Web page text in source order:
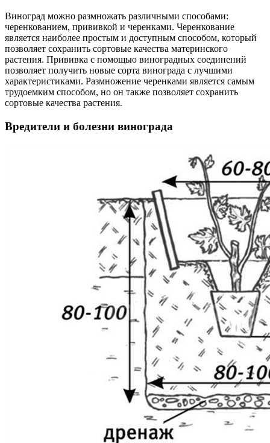
Виноград можно размножать различными способами:
черенкованием, прививкой и черенками. Черенкование
является наиболее простым и доступным способом, который
позволяет сохранить сортовые качества материнского
растения. Прививка с помощью виноградных соединений
позволяет получить новые сорта винограда с лучшими
характеристиками. Размножение черенками является самым
трудоемким способом, но он также позволяет сохранить
сортовые качества растения.
Вредители и болезни винограда